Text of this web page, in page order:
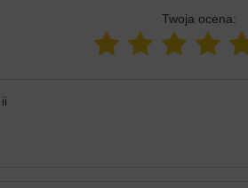
Twoja ocena: